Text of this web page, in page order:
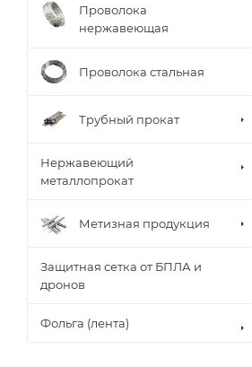
Проволока
нержавеющая
Проволока стальная
Трубный прокат
Нержавеющий
металлопрокат
Метизная продукция
Защитная сетка от БПЛА и
дронов
Фольга (лента)